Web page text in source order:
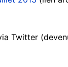
Twitter